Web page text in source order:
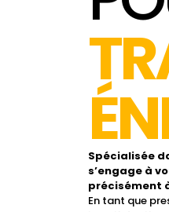
Spécialisée
s’engage à
précisément
En tant que